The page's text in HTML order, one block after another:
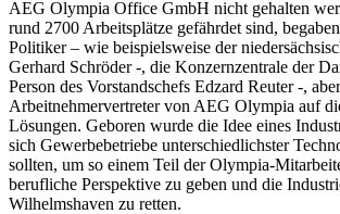
AEG Olympia Office GmbH nicht gehalten
rund 2700 Arbeitsplätze gefährdet sind,
Politiker – wie beispielsweise der
Gerhard Schröder -, die Konzernzentrale der
Person des Vorstandschefs Edzard Reuter -,
Arbeitnehmervertreter von AEG Olympia auf
Lösungen. Geboren wurde die Idee eines
sich Gewerbebetriebe unterschiedlichster
sollten, um so einem Teil der Olympia-
berufliche Perspektive zu geben und die
Wilhelmshaven zu retten.